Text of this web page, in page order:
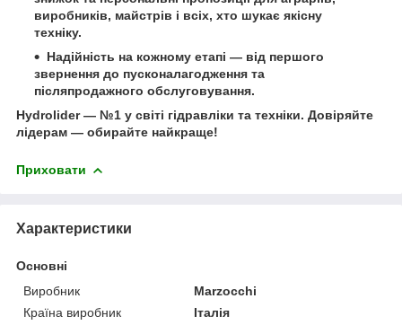
виробників, майстрів і всіх, хто шукає якісну
техніку.
Надійність на кожному етапі — від першого
звернення до пусконалагодження та
післяпродажного обслуговування.
Hydrolider — №1 у світі гідравліки та техніки. Довіряйте
лідерам — обирайте найкраще!
Приховати
Характеристики
Основні
Виробник
Marzocchi
Країна виробник
Італія